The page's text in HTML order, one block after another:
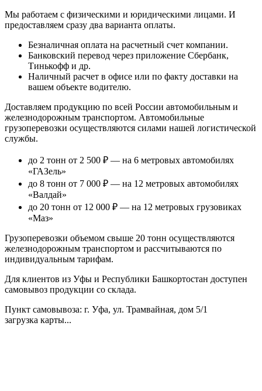
Мы работаем с физическими и юридическими лицами. И
предоставляем сразу два варианта оплаты.
Безналичная оплата на расчетный счет компании.
Банковский перевод через приложение Сбербанк,
Тинькофф и др.
Наличный расчет в офисе или по факту доставки на
вашем объекте водителю.
Доставляем продукцию по всей России автомобильным и
железнодорожным транспортом. Автомобильные
грузоперевозки осуществляются силами нашей логистической
службы.
до 2 тонн от 2 500 ₽ — на 6 метровых автомобилях
«ГАЗель»
до 8 тонн от 7 000 ₽ — на 12 метровых автомобилях
«Валдай»
до 20 тонн от 12 000 ₽ — на 12 метровых грузовиках
«Маз»
Грузоперевозки объемом свыше 20 тонн осуществляются
железнодорожным транспортом и рассчитываются по
индивидуальным тарифам.
Для клиентов из Уфы и Республики Башкортостан доступен
самовывоз продукции со склада.
Пункт самовывоза: г. Уфа, ул. Трамвайная, дом 5/1
загрузка карты...